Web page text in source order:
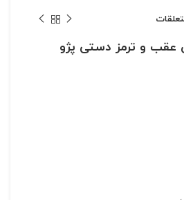
عقب و ترمز دستی پژو